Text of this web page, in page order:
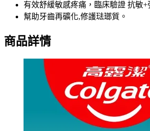
有效舒緩敏感疼痛，臨床驗證 抗敏+
幫助牙齒再礦化,修護琺瑯質。
商品詳情